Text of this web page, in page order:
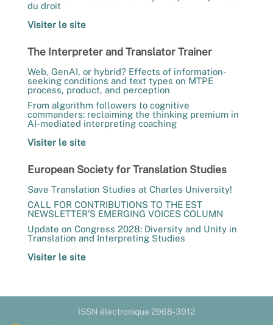
du droit
Visiter le site
The Interpreter and Translator Trainer
Web, GenAI, or hybrid? Effects of information-
seeking conditions and text types on MTPE
process, product, and perception
From algorithm followers to cognitive
commanders: reclaiming the thinking premium in
AI-mediated interpreting coaching
Visiter le site
European Society for Translation Studies
Save Translation Studies at Charles University!
CALL FOR CONTRIBUTIONS TO THE EST
NEWSLETTER’S EMERGING VOICES COLUMN
Update on Congress 2028: Diversity and Unity in
Translation and Interpreting Studies
Visiter le site
ISSN électronique 2968-3912